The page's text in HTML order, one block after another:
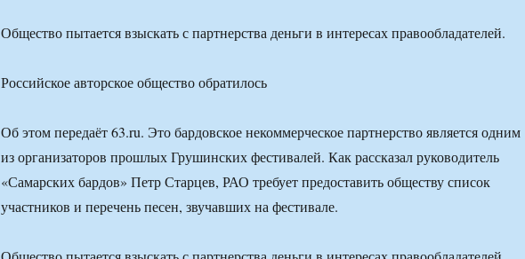
Общество пытается взыскать с партнерства деньги в интересах правообладателей.
Российское авторское общество обратилось
Об этом передаёт 63.ru. Это бардовское некоммерческое партнерство является одним
из организаторов прошлых Грушинских фестивалей. Как рассказал руководитель
«Самарских бардов» Петр Старцев, РАО требует предоставить обществу список
участников и перечень песен, звучавших на фестивале.